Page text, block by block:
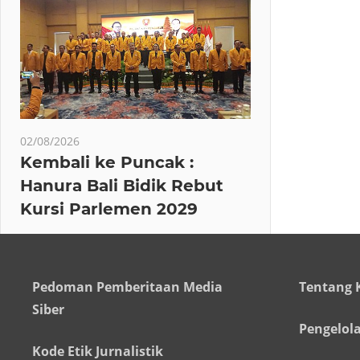
02/08/2026
Kembali ke Puncak :
Hanura Bali Bidik Rebut
Kursi Parlemen 2029
Pedoman Pemberitaan Media
Siber
Kode Etik Jurnalistik
Tentang
Pengelola